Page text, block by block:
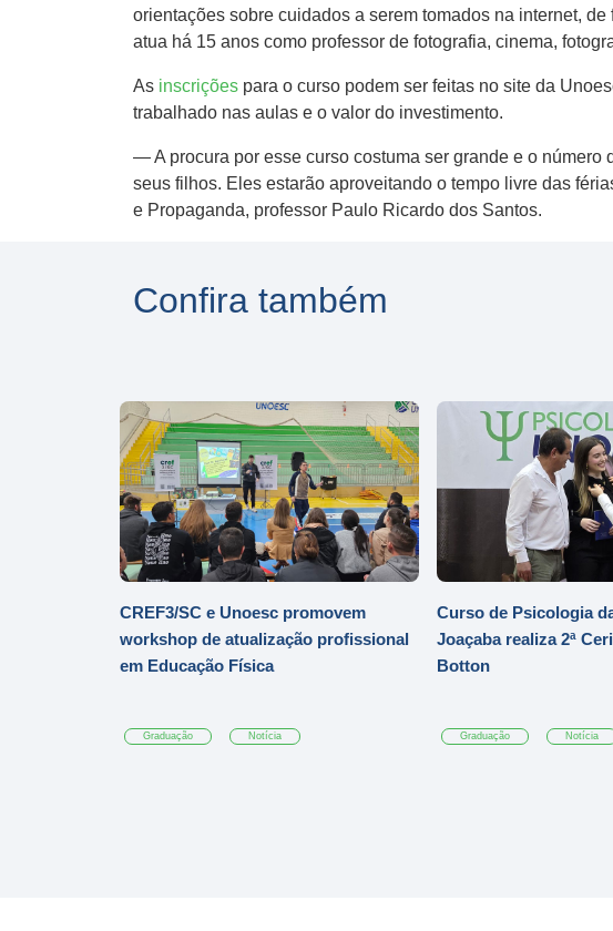
orientações sobre cuidados a serem tomados na internet,
atua há 15 anos como professor de fotografia, cinema,
As inscrições para o curso podem ser feitas no site da
trabalhado nas aulas e o valor do investimento.
— A procura por esse curso costuma ser grande e o
seus filhos. Eles estarão aproveitando o tempo livre das
e Propaganda, professor Paulo Ricardo dos Santos.
Confira também
CREF3/SC e Unoesc promovem
workshop de atualização profissional
em Educação Física
Graduação Notícia
Curso de Psicologia
Joaçaba realiza 2ª
Botton
Graduação Notícia